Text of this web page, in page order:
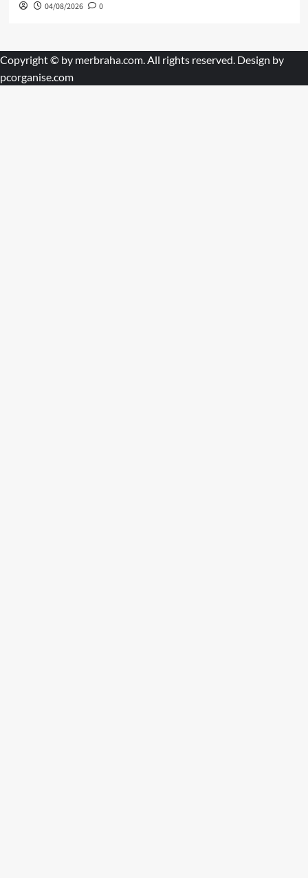
04/08/2026 0
Copyright © by merbraha.com. All rights reserved. Design by
pcorganise.com